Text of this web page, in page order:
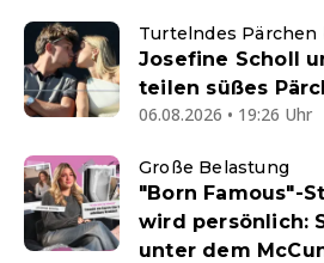
Turtelndes
Josefine Scholl
teilen süßes
06.08.2026 • 19:26 Uhr
Große Belastung
"Born Famous"-
wird persönlich:
unter dem